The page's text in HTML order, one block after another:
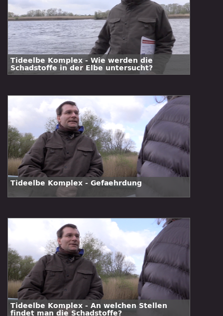
Tideelbe Komplex - Wie werden die
Schadstoffe in der Elbe untersucht?
Tideelbe Komplex - Gefaehrdung
Tideelbe Komplex - An welchen Stellen
findet man die Schadstoffe?